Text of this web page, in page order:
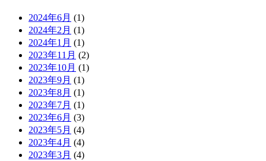
2024年6月 (1)
2024年2月 (1)
2024年1月 (1)
2023年11月 (2)
2023年10月 (1)
2023年9月 (1)
2023年8月 (1)
2023年7月 (1)
2023年6月 (3)
2023年5月 (4)
2023年4月 (4)
2023年3月 (4)